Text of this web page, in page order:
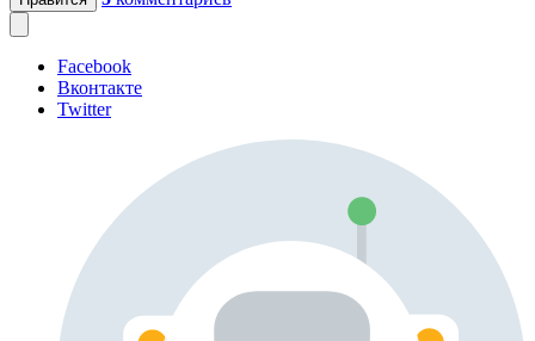
Facebook
Вконтакте
Twitter